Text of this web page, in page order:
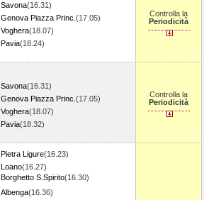
Savona(16.31)
Genova Piazza Princ. (17.05)
Voghera(18.07)
Pavia(18.24)
Controlla la
Periodicità
Savona(16.31)
Genova Piazza Princ. (17.05)
Voghera(18.07)
Pavia(18.32)
Controlla la
Periodicità
Pietra Ligure(16.23)
Loano(16.27)
Borghetto S.Spirito(16.30)
Albenga(16.36)